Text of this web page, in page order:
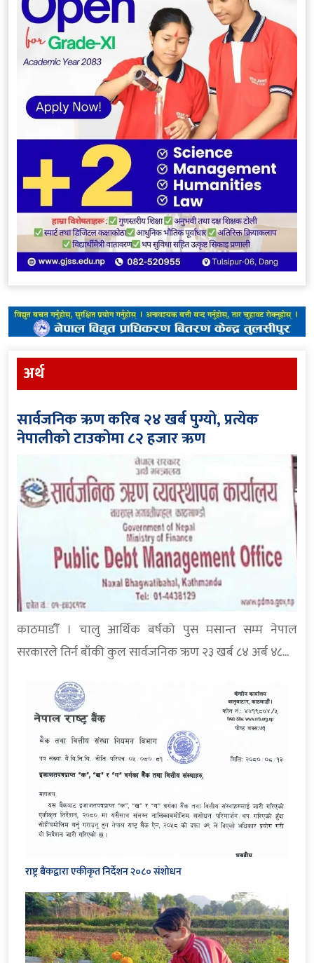
अर्थ
सार्वजनिक ऋण करिब २४ खर्ब पुग्यो, प्रत्येक
नेपालीको टाउकोमा ८२ हजार ऋण
काठमाडौँ । चालु आर्थिक बर्षको पुस मसान्त सम्म नेपाल
सरकारले तिर्न बाँकी कुल सार्वजनिक ऋण २३ खर्ब ८४ अर्ब ४८...
राष्ट्र बैंकद्वारा एकीकृत निर्देशन २०८० संशोधन